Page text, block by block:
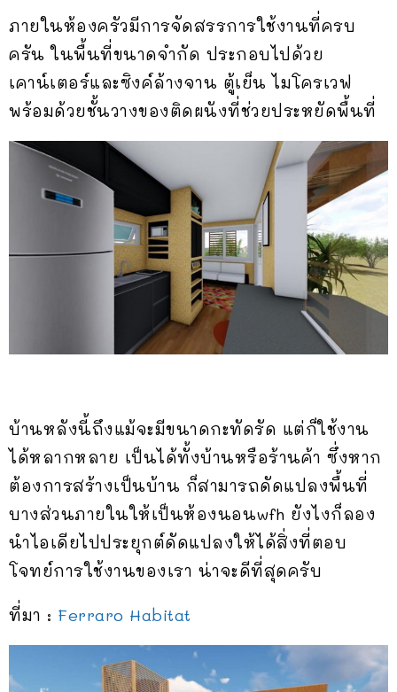
ภายในห้องครัวมีการจัดสรรการใช้งานที่ครบ
ครัน ในพื้นที่ขนาดจำกัด ประกอบไปด้วย
เคาน์เตอร์และซิงค์ล้างจาน ตู้เย็น ไมโครเวฟ
พร้อมด้วยชั้นวางของติดผนังที่ช่วยประหยัดพื้นที่
บ้านหลังนี้ถึงแม้จะมีขนาดกะทัดรัด แต่ก็ใช้งาน
ได้หลากหลาย เป็นได้ทั้งบ้านหรือร้านค้า ซึ่งหาก
ต้องการสร้างเป็นบ้าน ก็สามารถดัดแปลงพื้นที่
บางส่วนภายในให้เป็นห้องนอนwfh ยังไงก็ลอง
นำไอเดียไปประยุกต์ดัดแปลงให้ได้สิ่งที่ตอบ
โจทย์การใช้งานของเรา น่าจะดีที่สุดครับ
ที่มา : Ferraro Habitat